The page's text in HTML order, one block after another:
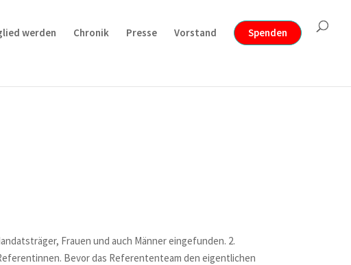
werden Chronik Presse Vorstand Spenden
Frauen und auch Männer eingefunden. 2.
Bevor das Referententeam den eigentlichen